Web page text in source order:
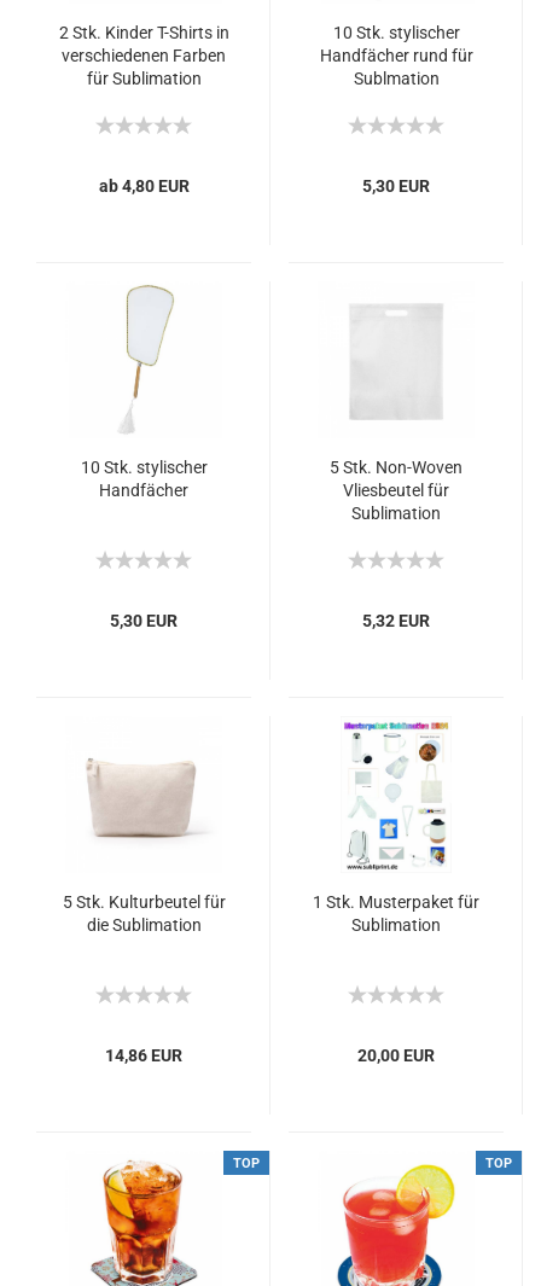
2 Stk. Kinder T-Shirts in
verschiedenen Farben
für Sublimation
ab 4,80 EUR
10 Stk. stylischer
Handfächer rund für
Sublmation
5,30 EUR
10 Stk. stylischer
Handfächer
5,30 EUR
5 Stk. Non-Woven
Vliesbeutel für
Sublimation
5,32 EUR
5 Stk. Kulturbeutel für
die Sublimation
14,86 EUR
1 Stk. Musterpaket für
Sublimation
20,00 EUR
TOP TOP